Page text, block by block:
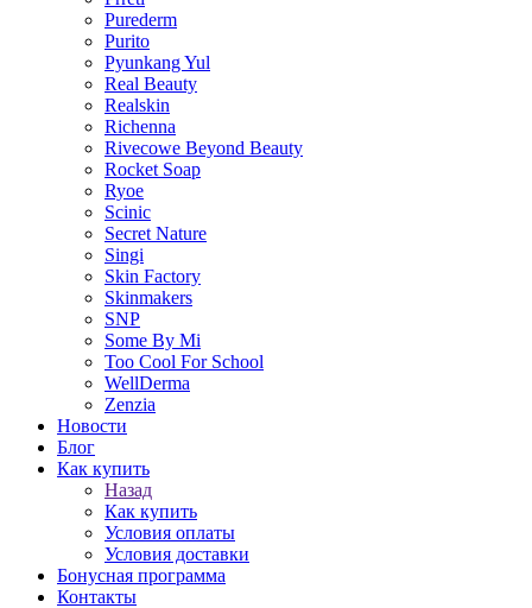
Purederm
Purito
Pyunkang Yul
Real Beauty
Realskin
Richenna
Rivecowe Beyond Beauty
Rocket Soap
Ryoe
Scinic
Secret Nature
Singi
Skin Factory
Skinmakers
SNP
Some By Mi
Too Cool For School
WellDerma
Zenzia
Новости
Блог
Как купить
Назад
Как купить
Условия оплаты
Условия доставки
Бонусная программа
Контакты